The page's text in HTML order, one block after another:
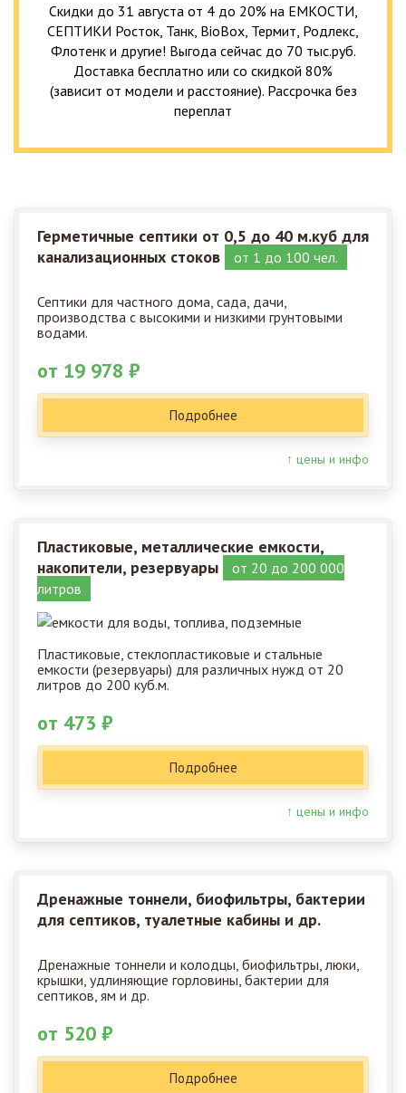
Скидки до 31 августа от 4 до 20% на ЕМКОСТИ,
СЕПТИКИ Росток, Танк, BioBox, Термит, Родлекс,
Флотенк и другие! Выгода сейчас до 70 тыс.руб.
Доставка бесплатно или со скидкой 80%
(зависит от модели и расстояние). Рассрочка без
переплат
Герметичные септики от 0,5 до 40 м.куб для
канализационных стоков
от 1 до 100 чел.
Септики для частного дома, сада, дачи,
производства с высокими и низкими грунтовыми
водами.
от 19 978 ₽
Подробнее
↑ цены и инфо
Пластиковые, металлические емкости,
накопители, резервуары
от 20 до 200 000
литров
Пластиковые, стеклопластиковые и стальные
емкости (резервуары) для различных нужд от 20
литров до 200 куб.м.
от 473 ₽
Подробнее
↑ цены и инфо
Дренажные тоннели, биофильтры, бактерии
для септиков, туалетные кабины и др.
Дренажные тоннели и колодцы, биофильтры, люки,
крышки, удлиняющие горловины, бактерии для
септиков, ям и др.
от 520 ₽
Подробнее